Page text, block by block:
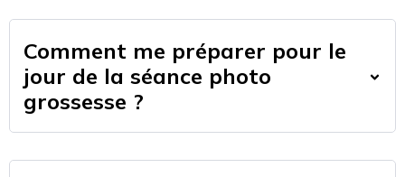
Comment me préparer pour le
jour de la séance photo
grossesse ?